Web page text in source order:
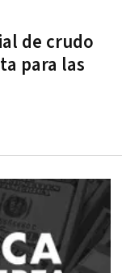
de crudo
para las